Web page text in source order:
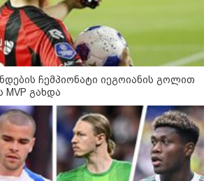
ფული ამ ზოდიაქოს ნიშნების
ხელში აღმოჩნდება: ვინ
გამდიდრდება?
როგორ ჩავიცვათ 40 წლის
შემდეგ: მილიონერების
სტილისტის 8 ოქროს წესი და
აუცილებელი სამოსი
ჩემპიონატი იეგოიანის გოლით
MVP გახდა